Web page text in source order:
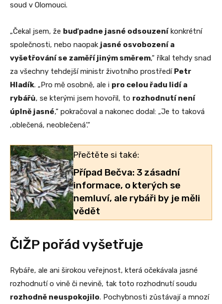
soud v Olomouci.
„Čekal jsem, že buď padne jasné odsouzení konkrétní
společnosti, nebo naopak jasné osvobození a
vyšetřování se zaměří jiným směrem,“ říkal tehdy snad
za všechny tehdejší ministr životního prostředí Petr
Hladík. „Pro mě osobně, ale i pro celou řadu lidí a
rybářů, se kterými jsem hovořil, to rozhodnutí není
úplně jasné,“ pokračoval a nakonec dodal: „Je to taková
‚oblečená, neoblečená‘.“
Přečtěte si také:
Případ Bečva: 3 zásadní
informace, o kterých se
nemluví, ale rybáři by je měli
vědět
ČIŽP pořád vyšetřuje
Rybáře, ale ani širokou veřejnost, která očekávala jasné
rozhodnutí o vině či nevině, tak toto rozhodnutí soudu
rozhodně neuspokojilo. Pochybnosti zůstávají a mnozí